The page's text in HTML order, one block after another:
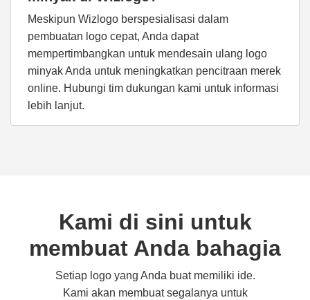
Meskipun Wizlogo berspesialisasi dalam
pembuatan logo cepat, Anda dapat
mempertimbangkan untuk mendesain ulang logo
minyak Anda untuk meningkatkan pencitraan merek
online. Hubungi tim dukungan kami untuk informasi
lebih lanjut.
Kami di sini untuk
membuat Anda bahagia
Setiap logo yang Anda buat memiliki ide.
Kami akan membuat segalanya untuk